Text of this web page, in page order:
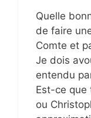
Quelle
de faire
Comte et
Je dois
entendu
Est-ce que
ou